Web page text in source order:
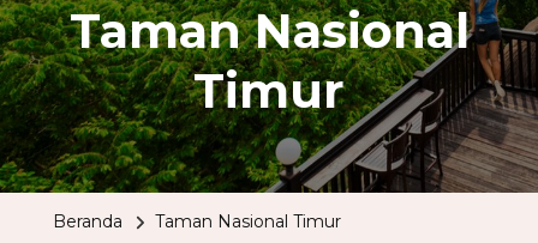
Taman Nasional
Timur
Beranda Taman Nasional Timur